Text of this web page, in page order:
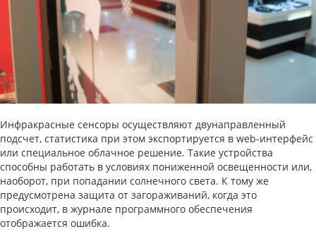
Инфракрасные сенсоры осуществляют двунаправленный
подсчет, статистика при этом экспортируется в web-интерфейс
или специальное облачное решение. Такие устройства
способны работать в условиях пониженной освещенности или,
наоборот, при попадании солнечного света. К тому же
предусмотрена защита от загораживаний, когда это
происходит, в журнале программного обеспечения
отображается ошибка.